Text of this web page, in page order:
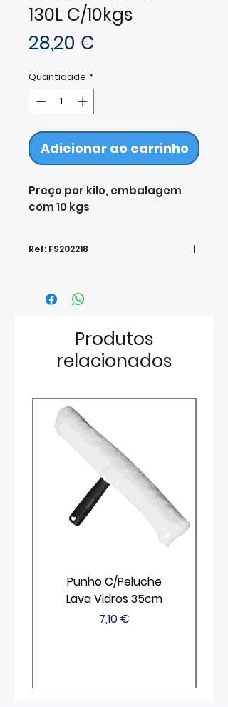
130L C/10kgs
28,20 €
Quantidade *
Adicionar ao carrinho
Preço por kilo, embalagem
com 10 kgs
Ref: FS202218
Produtos
relacionados
Punho C/Peluche
Lava Vidros 35cm
Preço
7,10 €